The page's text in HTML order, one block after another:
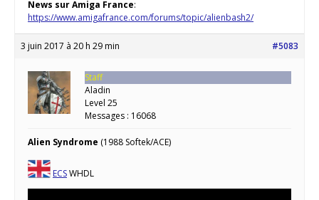
News sur Amiga France:
https://www.amigafrance.com/forums/topic/alienbash2/
3 juin 2017 à 20 h 29 min #5083
Staff
Aladin
Level 25
Messages : 16068
Alien Syndrome (1988 Softek/ACE)
ECSWHDL